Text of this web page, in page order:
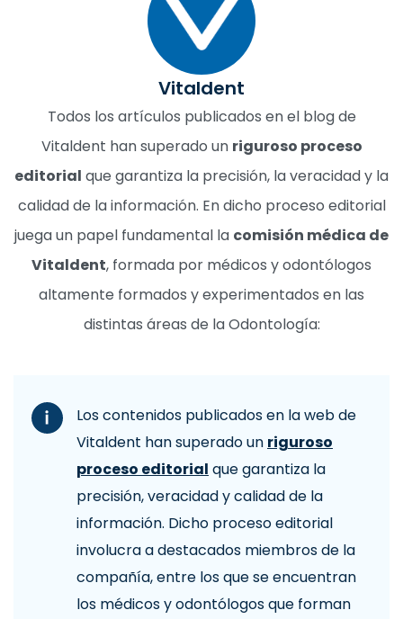
Vitaldent
Todos los artículos publicados en el blog de
Vitaldent han superado un riguroso proceso
editorial que garantiza la precisión, la veracidad y la
calidad de la información. En dicho proceso editorial
juega un papel fundamental la comisión médica de
Vitaldent, formada por médicos y odontólogos
altamente formados y experimentados en las
distintas áreas de la Odontología:
Los contenidos publicados en la web de
Vitaldent han superado un riguroso
proceso editorial que garantiza la
precisión, veracidad y calidad de la
información. Dicho proceso editorial
involucra a destacados miembros de la
compañía, entre los que se encuentran
los médicos y odontólogos que forman